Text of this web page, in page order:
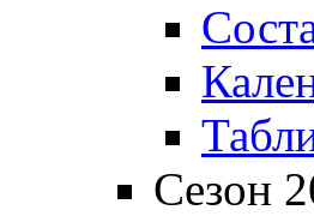
Сезон